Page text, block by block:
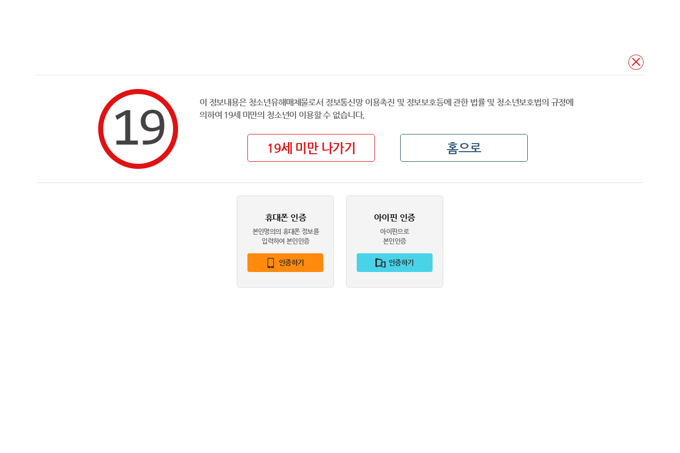
이 정보내용은 청소년유해매체물로서 정보통신망 이용촉진 및 정보보호등에 관한 법률 및 청소년보호법의 규정에
의하여 19세 미만의 청소년이 이용할 수 없습니다.
19세 미만 나가기 홈으로
휴대폰 인증
본인명의의 휴대폰 정보를
입력하여 본인인증
인증하기
아이핀 인증
아이핀으로
본인인증
인증하기